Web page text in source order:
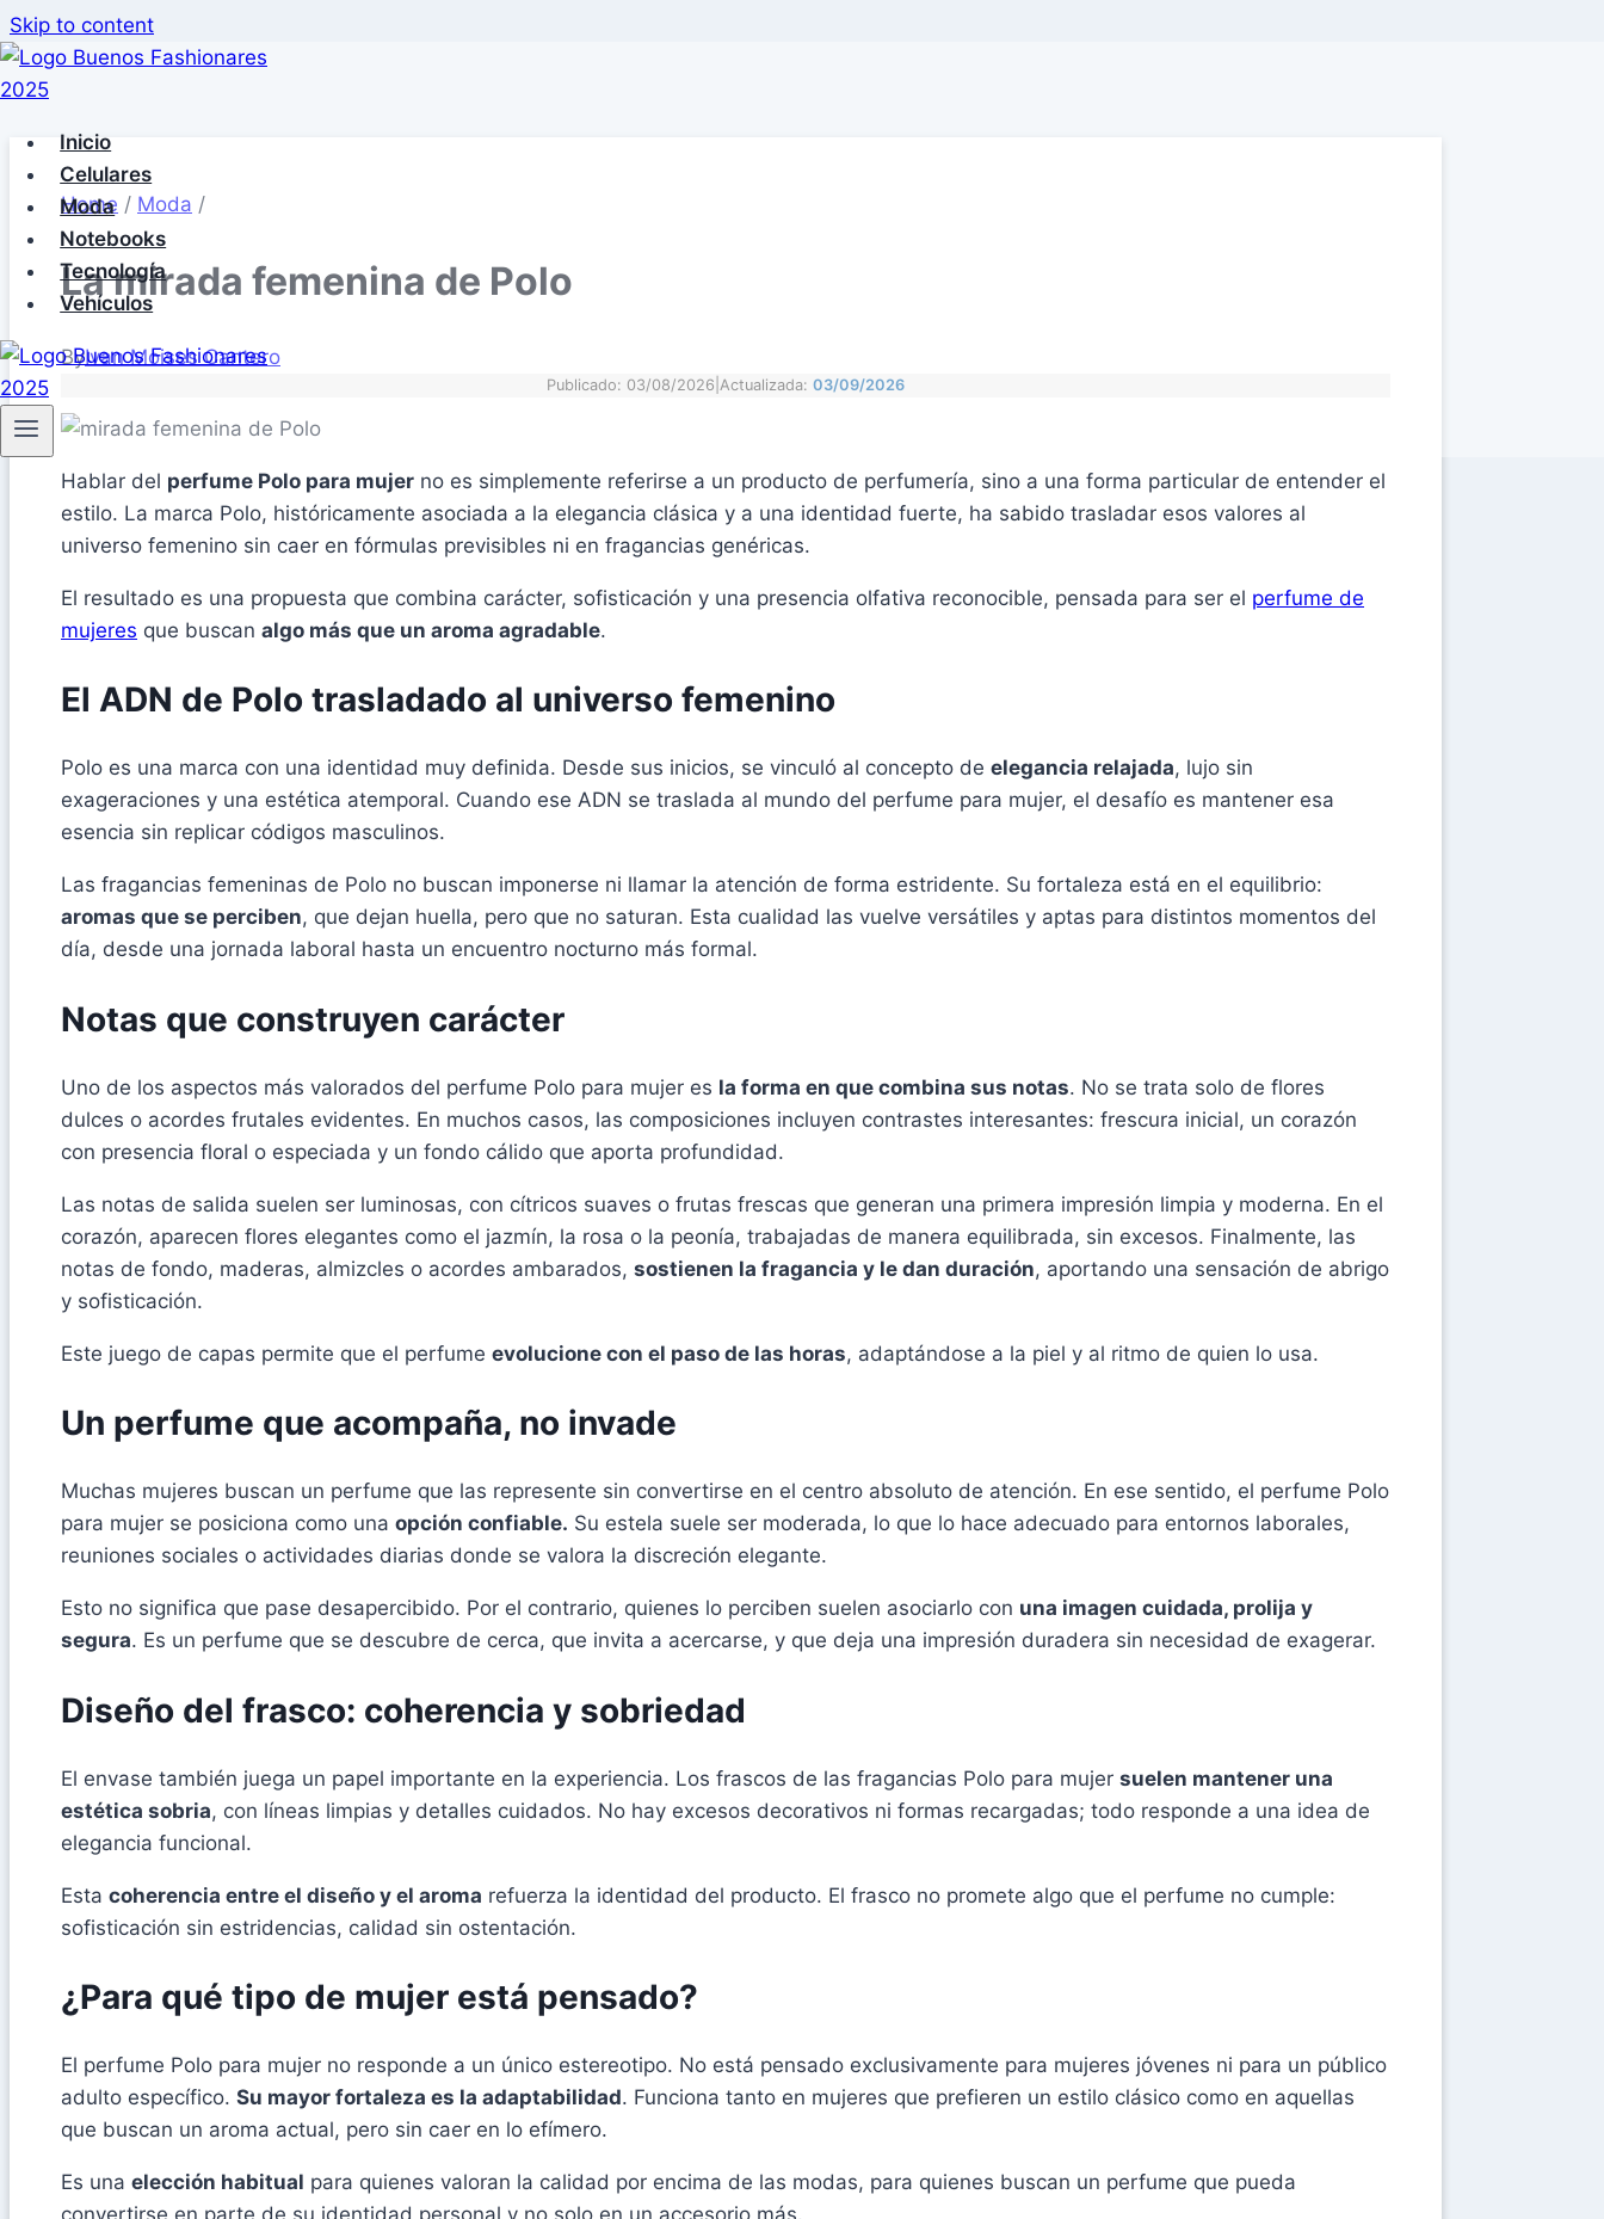
Skip to content
Inicio
Celulares
Moda
Notebooks
Tecnología
Vehículos
Home / Moda /
La mirada femenina de Polo
ByIvan Moises Cantero
Publicado: 03/08/2026 Actualizada: 03/09/2026
Hablar del perfume Polo para mujer no es simplemente referirse a un producto de perfumería, sino a una forma particular de entender el
estilo. La marca Polo, históricamente asociada a la elegancia clásica y a una identidad fuerte, ha sabido trasladar esos valores al
universo femenino sin caer en fórmulas previsibles ni en fragancias genéricas.
El resultado es una propuesta que combina carácter, sofisticación y una presencia olfativa reconocible, pensada para ser el perfume de
mujeres que buscan algo más que un aroma agradable.
El ADN de Polo trasladado al universo femenino
Polo es una marca con una identidad muy definida. Desde sus inicios, se vinculó al concepto de elegancia relajada, lujo sin
exageraciones y una estética atemporal. Cuando ese ADN se traslada al mundo del perfume para mujer, el desafío es mantener esa
esencia sin replicar códigos masculinos.
Las fragancias femeninas de Polo no buscan imponerse ni llamar la atención de forma estridente. Su fortaleza está en el equilibrio:
aromas que se perciben, que dejan huella, pero que no saturan. Esta cualidad las vuelve versátiles y aptas para distintos momentos del
día, desde una jornada laboral hasta un encuentro nocturno más formal.
Notas que construyen carácter
Uno de los aspectos más valorados del perfume Polo para mujer es la forma en que combina sus notas. No se trata solo de flores
dulces o acordes frutales evidentes. En muchos casos, las composiciones incluyen contrastes interesantes: frescura inicial, un corazón
con presencia floral o especiada y un fondo cálido que aporta profundidad.
Las notas de salida suelen ser luminosas, con cítricos suaves o frutas frescas que generan una primera impresión limpia y moderna. En el
corazón, aparecen flores elegantes como el jazmín, la rosa o la peonía, trabajadas de manera equilibrada, sin excesos. Finalmente, las
notas de fondo, maderas, almizcles o acordes ambarados, sostienen la fragancia y le dan duración, aportando una sensación de abrigo
y sofisticación.
Este juego de capas permite que el perfume evolucione con el paso de las horas, adaptándose a la piel y al ritmo de quien lo usa.
Un perfume que acompaña, no invade
Muchas mujeres buscan un perfume que las represente sin convertirse en el centro absoluto de atención. En ese sentido, el perfume Polo
para mujer se posiciona como una opción confiable. Su estela suele ser moderada, lo que lo hace adecuado para entornos laborales,
reuniones sociales o actividades diarias donde se valora la discreción elegante.
Esto no significa que pase desapercibido. Por el contrario, quienes lo perciben suelen asociarlo con una imagen cuidada, prolija y
segura. Es un perfume que se descubre de cerca, que invita a acercarse, y que deja una impresión duradera sin necesidad de exagerar.
Diseño del frasco: coherencia y sobriedad
El envase también juega un papel importante en la experiencia. Los frascos de las fragancias Polo para mujer suelen mantener una
estética sobria, con líneas limpias y detalles cuidados. No hay excesos decorativos ni formas recargadas; todo responde a una idea de
elegancia funcional.
Esta coherencia entre el diseño y el aroma refuerza la identidad del producto. El frasco no promete algo que el perfume no cumple:
sofisticación sin estridencias, calidad sin ostentación.
¿Para qué tipo de mujer está pensado?
El perfume Polo para mujer no responde a un único estereotipo. No está pensado exclusivamente para mujeres jóvenes ni para un público
adulto específico. Su mayor fortaleza es la adaptabilidad. Funciona tanto en mujeres que prefieren un estilo clásico como en aquellas
que buscan un aroma actual, pero sin caer en lo efímero.
Es una elección habitual para quienes valoran la calidad por encima de las modas, para quienes buscan un perfume que pueda